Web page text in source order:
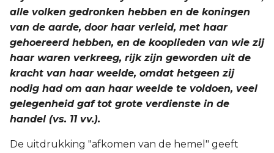
alle volken gedronken hebben en de koningen
van de aarde, door haar verleid, met haar
gehoereerd hebben, en de kooplieden van wie zij
haar waren verkreeg, rijk zijn geworden uit de
kracht van haar weelde, omdat hetgeen zij
nodig had om aan haar weelde te voldoen, veel
gelegenheid gaf tot grote verdienste in de
handel (vs. 11 vv.).
De uitdrukking "afkomen van de hemel" geeft